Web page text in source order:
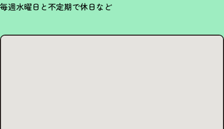
毎週水曜日と不定期で休日など